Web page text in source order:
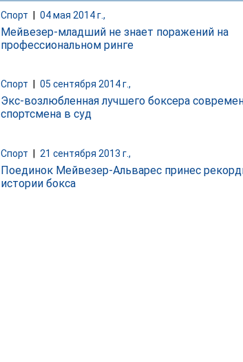
Спорт 04 мая 2014 г.,
Мейвезер-младший не знает поражений на
профессиональном ринге
Спорт 05 сентября 2014 г.,
Экс-возлюбленная лучшего боксера
спортсмена в суд
Спорт | 21 сентября 2013 г.,
Поединок Мейвезер-Альварес принес
истории бокса